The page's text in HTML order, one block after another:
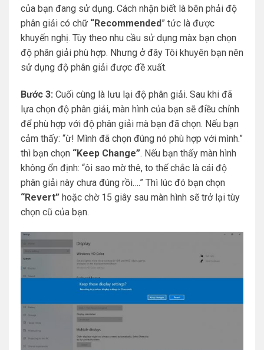
của bạn đang sử dụng. Cách nhận biết là bên phải độ
phân giải có chữ “Recommended” tức là được
khuyến nghị. Tùy theo nhu cầu sử dụng màx bạn chọn
độ phân giải phù hợp. Nhưng ở đây Tôi khuyên bạn nên
sử dụng độ phân giải được đề xuất.
Bước 3: Cuối cùng là lưu lại độ phân giải. Sau khi đã
lựa chọn độ phân giải, màn hình của bạn sẽ điều chỉnh
để phù hợp với độ phân giải mà bạn đã chọn. Nếu bạn
cảm thấy: “ừ! Mình đã chọn đúng nó phù hợp với mình.”
thì bạn chọn “Keep Change”. Nếu bạn thấy màn hình
không ổn định: “ôi sao mờ thê, to thế chắc là cái độ
phân giải này chưa đúng rồi….” Thì lúc đó bạn chọn
“Revert” hoặc chờ 15 giây sau màn hình sẽ trở lại tùy
chọn cũ của bạn.